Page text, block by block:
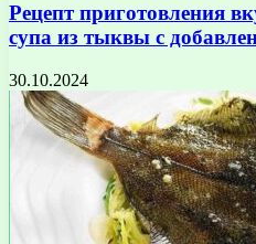
Рецепт приготовления
супа из тыквы с
30.10.2024